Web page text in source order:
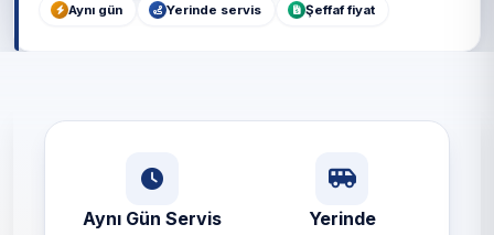
Aynı gün Yerinde servis Şeffaf fiyat
Aynı Gün Servis
Yerinde